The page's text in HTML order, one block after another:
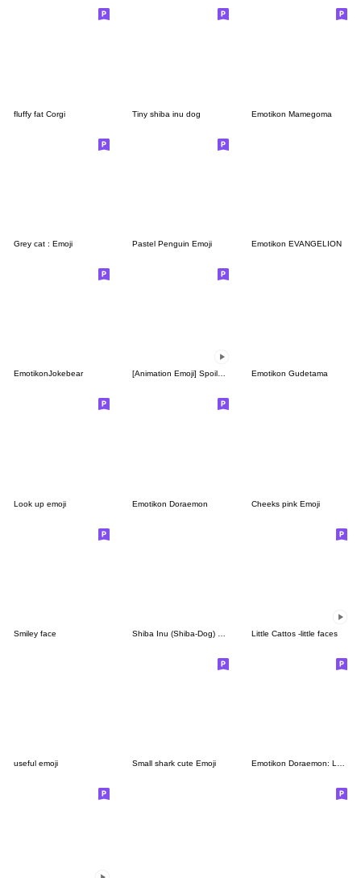
fluffy fat Corgi Tiny shiba inu dog Emotikon Mamegoma
Grey cat : Emoji Pastel Penguin Emoji Emotikon EVANGELION
EmotikonJokebear [Animation Emoji] Spoiled Rabbit Emotikon Gudetama
Look up emoji Emotikon Doraemon Cheeks pink Emoji
Smiley face Little Cattos -little faces
useful emoji Small shark cute Emoji Emotikon Doraemon: Lembut